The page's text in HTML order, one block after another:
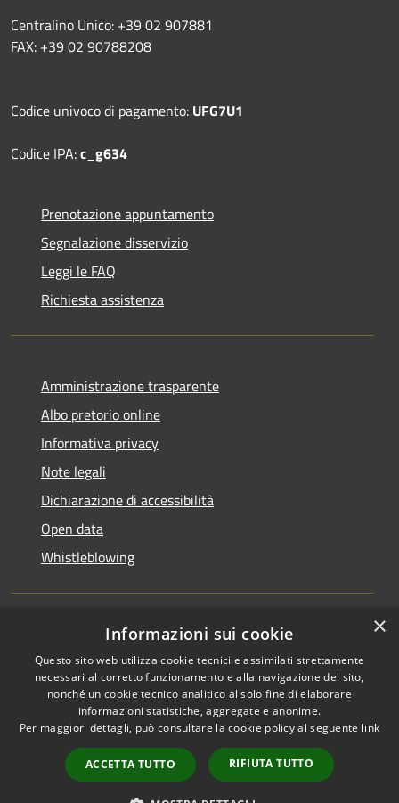
Centralino Unico: +39 02 907881
FAX: +39 02 90788208
Codice univoco di pagamento: UFG7U1
Codice IPA:c_g634
Prenotazione appuntamento
Segnalazione disservizio
Leggi le FAQ
Richiesta assistenza
Amministrazione trasparente
Albo pretorio online
Informativa privacy
Note legali
Dichiarazione di accessibilità
Open data
Whistleblowing
Accessibilità
Privacy
Mappa del sito
Area Riservata
Dipendenti
Copyright © 2026 • Comune di
Pieve Emanuele • Powered by
Municipium•Accesso
redazione
×
Informazioni sui cookie
Questo sito web utilizza cookie tecnici e assimilati strettamente
necessari al corretto funzionamento e alla navigazione del sito,
nonché un cookie tecnico analitico al solo fine di elaborare
informazioni statistiche, aggregate e anonime.
Per maggiori dettagli, può consultare la cookie policy al seguente link
ACCETTA TUTTO RIFIUTA TUTTO